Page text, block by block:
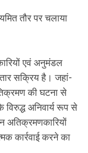
तौर पर चलाया
एवं अनुमंडल
सक्रिय है। जहां-
की घटना से
अनिवार्य रूप से
अतिक्रमणकारियों
कार्रवाई करने का